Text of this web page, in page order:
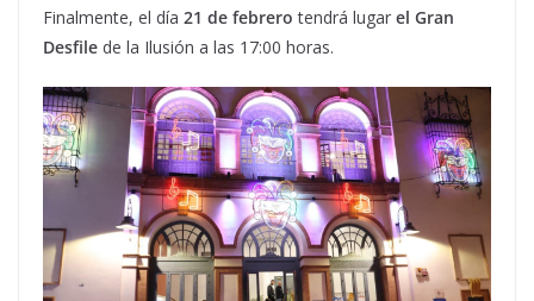
Finalmente, el día 21 de febrero tendrá lugar el Gran
Desfile de la Ilusión a las 17:00 horas.